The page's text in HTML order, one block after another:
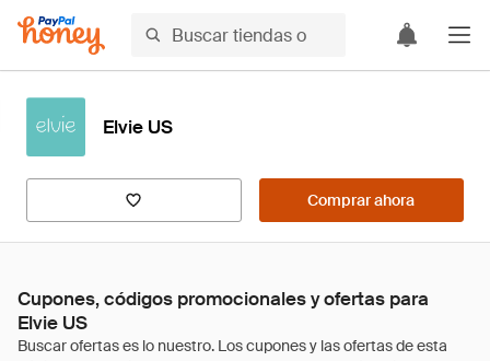
Elvie US
Comprar ahora
Cupones, códigos promocionales y ofertas para
Elvie US